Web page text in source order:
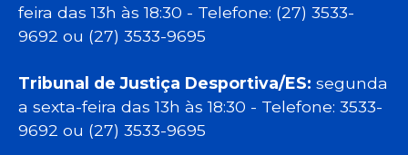
feira das 13h às 18:30 - Telefone: (27) 3533-
9692 ou (27) 3533-9695
Tribunal de Justiça Desportiva/ES: segunda
a sexta-feira das 13h às 18:30 - Telefone: 3533-
9692 ou (27) 3533-9695